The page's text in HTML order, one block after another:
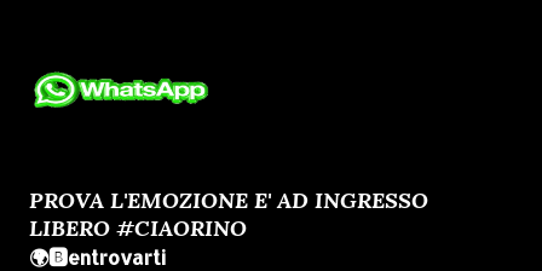
PROVA L'EMOZIONE E' AD INGRESSO
LIBERO #CIAORINO
🌍🅱️entrovarti